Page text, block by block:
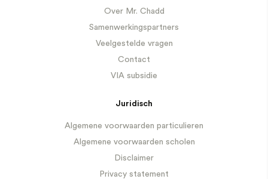
Over Mr. Chadd
Samenwerkingspartners
Veelgestelde vragen
Contact
VIA subsidie
Juridisch
Algemene voorwaarden particulieren
Algemene voorwaarden scholen
Disclaimer
Privacy statement